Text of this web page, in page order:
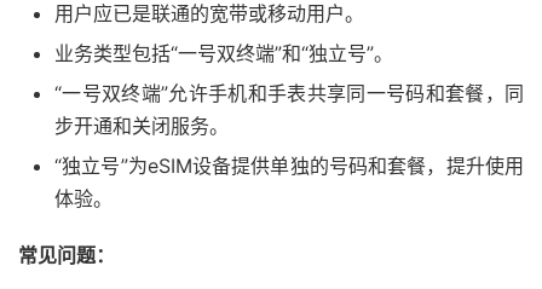
用户应已是联通的宽带或移动用户。
业务类型包括“一号双终端”和“独立号”。
“一号双终端”允许手机和手表共享同一号码和套餐，同
步开通和关闭服务。
“独立号”为eSIM设备提供单独的号码和套餐，提升使用
体验。
常见问题：